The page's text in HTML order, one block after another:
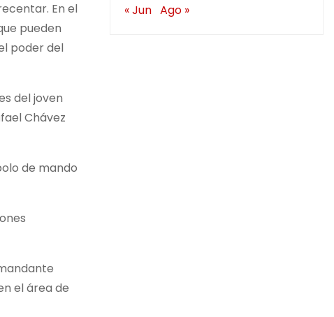
En el
pueden
poder del
del joven
Chávez
de mando
el área de
« Jun Ago »